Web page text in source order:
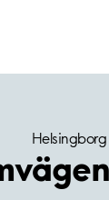
Helsingborg